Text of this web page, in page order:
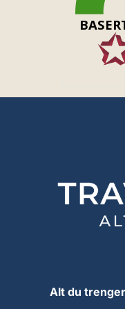
Alt du